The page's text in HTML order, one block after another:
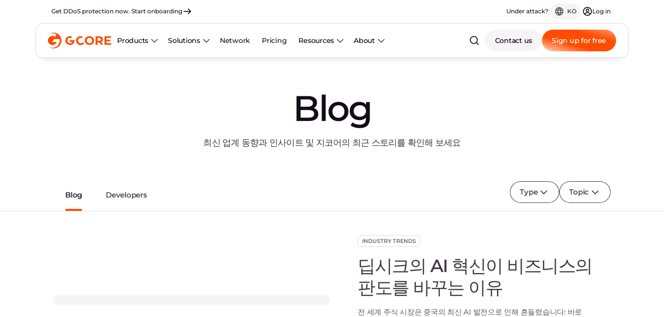
Get DDoS protection now. Start onboarding Under attack? KO Log in
Products Solutions Network Pricing Resources About Contact us Sign up for free
Blog
최신 업계 동향과 인사이트 및 지코어의 최근 스토리를 확인해 보세요
Blog Developers Type Topic
INDUSTRY TRENDS
딥시크의 AI 혁신이 비즈니스의
판도를 바꾸는 이유
전 세계 주식 시장은 중국의 최신 AI 발전으로 인해 흔들렸습니다: 바로